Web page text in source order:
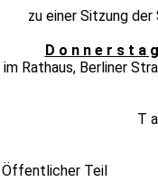
zu einer Sitzung
D o n n e r s t a
im Rathaus, Berliner
T
Öffentlicher Teil